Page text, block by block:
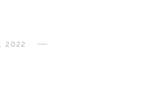
2022